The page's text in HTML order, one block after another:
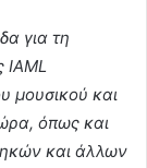
για τη
IAML
μουσικού και
όπως και
και άλλων